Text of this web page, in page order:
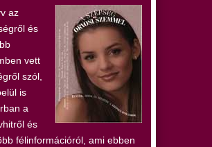
az
és
vett
szól,
is
a
és
félinformációról, ami ebben